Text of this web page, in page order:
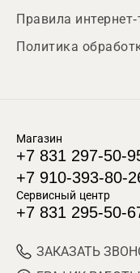
Правила интернет-
Политика
Магазин
+7 831 297-50-
+7 910-393-80-
Сервисный центр
+7 831 295-50-
ЗАКАЗАТЬ